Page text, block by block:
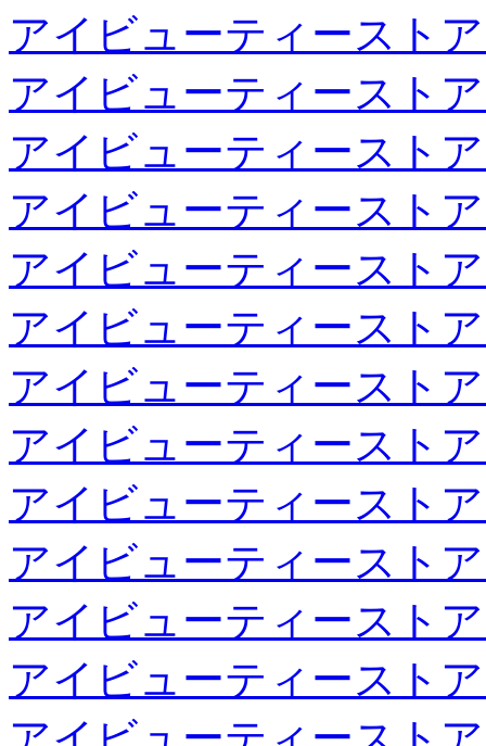
アイビューティースト
アイビューティースト
アイビューティースト
アイビューティースト
アイビューティースト
アイビューティースト
アイビューティースト
アイビューティースト
アイビューティースト
アイビューティースト
アイビューティースト
アイビューティースト